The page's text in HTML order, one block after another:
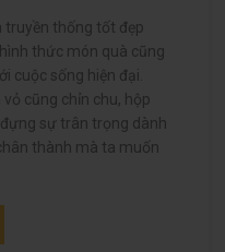
truyền thống tốt đẹp
thức món quà cũng
cuộc sống hiện đại.
cũng chỉn chu, hộp
sự trân trọng dành
thành mà ta muốn